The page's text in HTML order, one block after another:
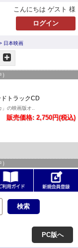
こんにちは ゲスト 様
日本映画
トラックCD
の映画版オ..
販売価格: 2,750円(税込)
PC版へ